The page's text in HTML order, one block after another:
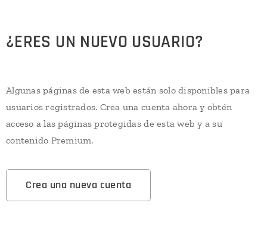
¿ERES UN NUEVO USUARIO?
Algunas páginas de esta web están solo disponibles para
usuarios registrados. Crea una cuenta ahora y obtén
acceso a las páginas protegidas de esta web y a su
contenido Premium.
Crea una nueva cuenta